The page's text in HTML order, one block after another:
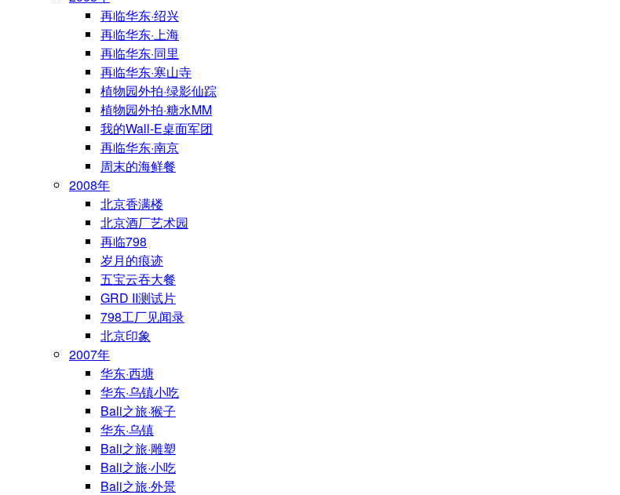
再临华东·绍兴
再临华东·上海
再临华东·同里
再临华东·寒山寺
植物园外拍·绿影仙踪
植物园外拍·糖水MM
我的Wall-E桌面军团
再临华东·南京
周末的海鲜餐
2008年
北京香满楼
北京酒厂艺术园
再临798
岁月的痕迹
五宝云吞大餐
GRD II测试片
798工厂见闻录
北京印象
2007年
华东·西塘
华东·乌镇小吃
Bali之旅·猴子
华东·乌镇
Bali之旅·雕塑
Bali之旅·小吃
Bali之旅·外景